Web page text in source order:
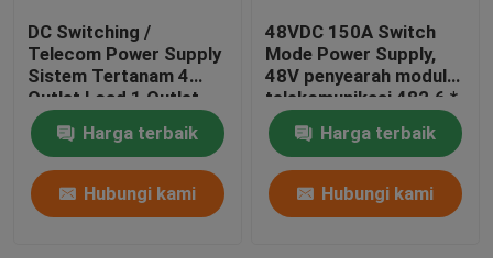
DC Switching /
Telecom Power Supply
Sistem Tertanam 4
Outlet Load 1 Outlet
Battery
Harga terbaik
Hubungi kami
48VDC 150A Switch
Mode Power Supply,
48V penyearah modul
telekomunikasi 482.6 *
255 * 130.5mm
Harga terbaik
Hubungi kami